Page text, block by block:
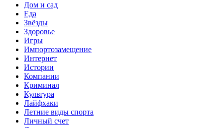
Дом и сад
Еда
Звёзды
Здоровье
Игры
Импортозамещение
Интернет
Истории
Компании
Криминал
Культура
Лайфхаки
Летние виды спорта
Личный счет